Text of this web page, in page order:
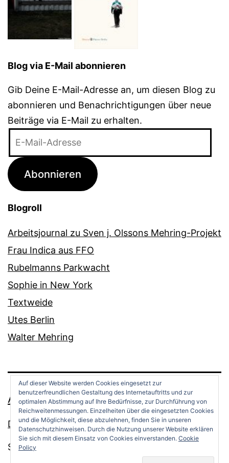
Blog via E-Mail abonnieren
Gib Deine E-Mail-Adresse an, um diesen Blog zu
abonnieren und Benachrichtigungen über neue
Beiträge via E-Mail zu erhalten.
Adresse
Abonnieren
Blogroll
Arbeitsjournal zu Sven j. Olssons Mehring-Projekt
Frau Indica aus FFO
Rubelmanns Parkwacht
Sophie in New York
Textweide
Utes Berlin
Walter Mehring
ANDREAS OPPERMANN
Datenschutz
Stolz präsentiert von
Auf dieser Website werden Cookies eingesetzt zur
benutzerfreundlichen Gestaltung des Internetauftritts und zur
optimalen Abstimmung auf Ihre Bedürfnisse, zur Durchführung von
Reichweitenmessungen. Einzelheiten über die eingesetzten Cookies
und die Möglichkeit, diese abzulehnen, finden Sie in unseren
Datenschutzhinweisen. Durch die Nutzung unserer Website erklären
Sie sich mit diesem Einsatz von Cookies einverstanden. Cookie
Policy